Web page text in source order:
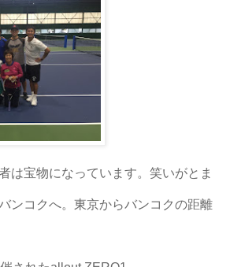
は宝物になっています。笑いがとま
ンコクへ。東京からバンコクの距離